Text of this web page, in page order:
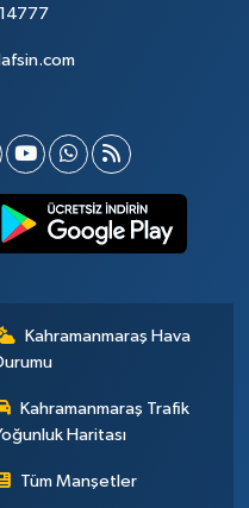
Kahramanmaraş Hava
Kahramanmaraş Trafik
Haritası
Tüm Manşetler